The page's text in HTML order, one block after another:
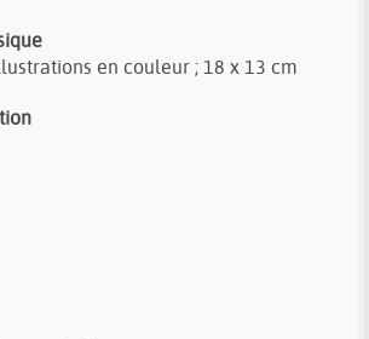
en couleur ; 18 x 13 cm